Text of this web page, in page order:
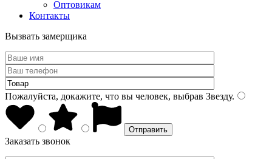
Оптовикам
Контакты
Вызвать замерщика
Пожалуйста, докажите, что вы человек, выбрав Звезду.
Заказать звонок